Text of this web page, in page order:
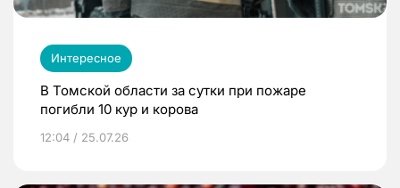
Интересное
В Томской области за сутки при пожаре
погибли 10 кур и корова
12:04 / 25.07.26